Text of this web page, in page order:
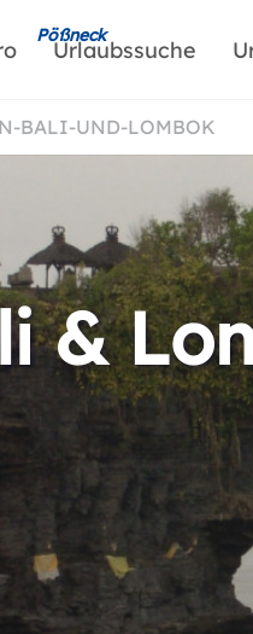
Pößneck
Urlaubssuche
BALI-UND-LOMBOK
&